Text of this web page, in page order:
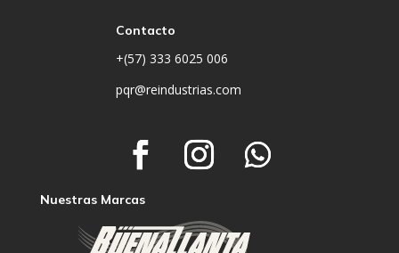
Contacto
+(57) 333 6025 006
pqr@reindustrias.com
Nuestras Marcas